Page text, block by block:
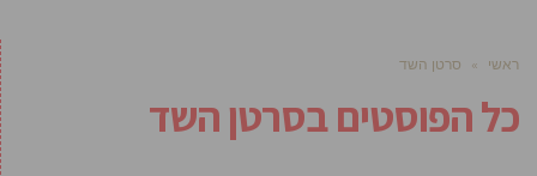
ראשי » סרטן השד
כל הפוסטים בסרטן השד